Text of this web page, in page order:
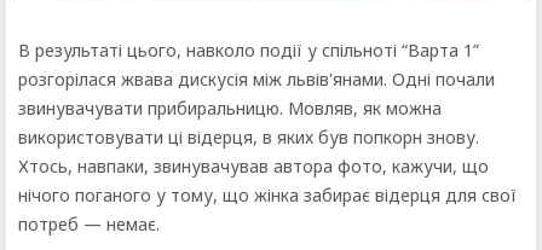
В результаті цього, навколо події у спільноті “Варта 1”
розгорілася жвава дискусія між львів'янами. Одні почали
звинувачувати прибиральницю. Мовляв, як можна
використовувати ці відерця, в яких був попкорн знову.
Хтось, навпаки, звинувачував автора фото, кажучи, що
нічого поганого у тому, що жінка забирає відерця для свої
потреб — немає.